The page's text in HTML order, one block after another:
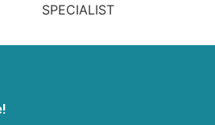
SPECIALIST